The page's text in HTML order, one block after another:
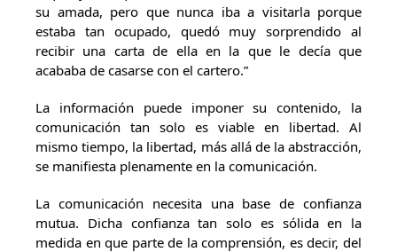
su amada, pero que nunca iba a visitarla porque
estaba tan ocupado, quedó muy sorprendido al
recibir una carta de ella en la que le decía que
acababa de casarse con el cartero.”
La información puede imponer su contenido, la
comunicación tan solo es viable en libertad. Al
mismo tiempo, la libertad, más allá de la abstracción,
se manifiesta plenamente en la comunicación.
La comunicación necesita una base de confianza
mutua. Dicha confianza tan solo es sólida en la
medida en que parte de la comprensión, es decir, del